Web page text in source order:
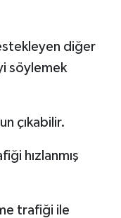
diğer
söylemek
çıkabilir.
hızlanmış
trafiği ile